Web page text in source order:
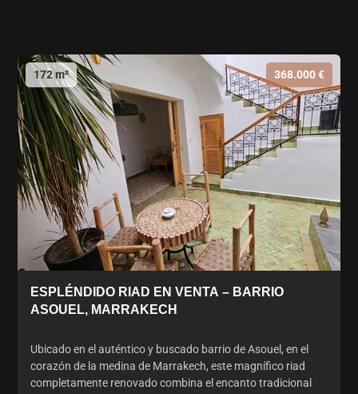
172 m² 368.000 €
ESPLÉNDIDO RIAD EN VENTA – BARRIO
ASOUEL, MARRAKECH
Ubicado en el auténtico y buscado barrio de Asouel, en el
corazón de la medina de Marrakech, este magnífico riad
completamente renovado combina el encanto tradicional